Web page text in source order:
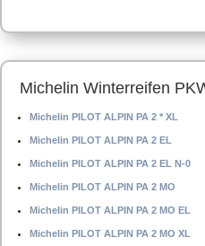
Michelin Winterreifen
Michelin PILOT ALPIN PA 2 * XL
Michelin PILOT ALPIN PA 2 EL
Michelin PILOT ALPIN PA 2 EL N-0
Michelin PILOT ALPIN PA 2 MO
Michelin PILOT ALPIN PA 2 MO EL
Michelin PILOT ALPIN PA 2 MO XL